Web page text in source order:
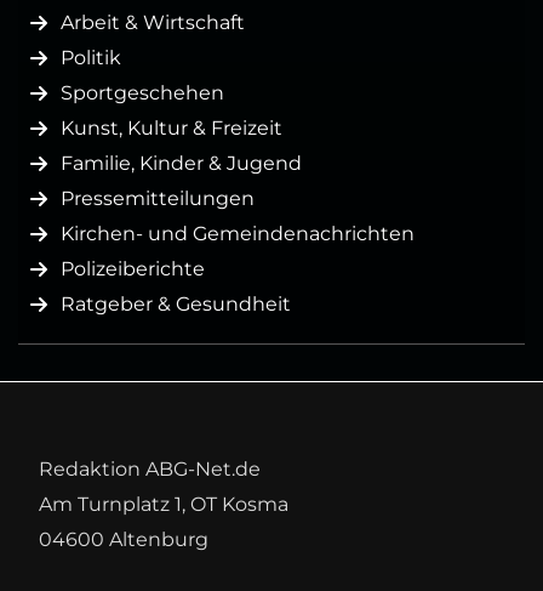
Arbeit & Wirtschaft
Politik
Sportgeschehen
Kunst, Kultur & Freizeit
Familie, Kinder & Jugend
Pressemitteilungen
Kirchen- und Gemeindenachrichten
Polizeiberichte
Ratgeber & Gesundheit
Redaktion ABG-Net.de
Am Turnplatz 1, OT Kosma
04600 Altenburg